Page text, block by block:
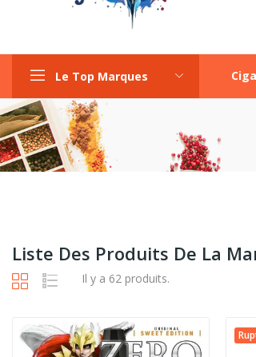
Le Top Marques
Liste Des Produits De La
Il y a 62 produits.